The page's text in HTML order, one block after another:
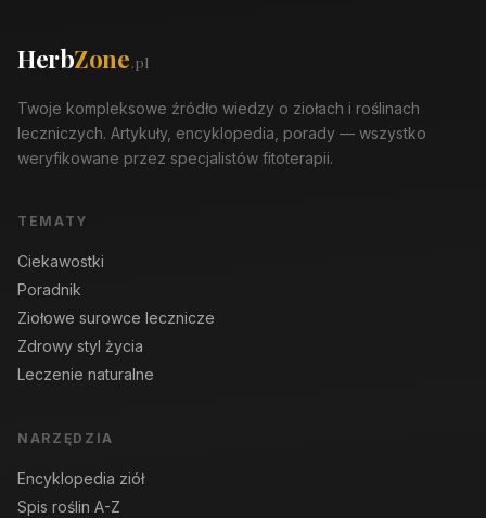
HerbZone.pl
Twoje kompleksowe źródło wiedzy o ziołach i roślinach
leczniczych. Artykuły, encyklopedia, porady — wszystko
weryfikowane przez specjalistów fitoterapii.
TEMATY
Ciekawostki
Poradnik
Ziołowe surowce lecznicze
Zdrowy styl życia
Leczenie naturalne
NARZĘDZIA
Encyklopedia ziół
Spis roślin A-Z